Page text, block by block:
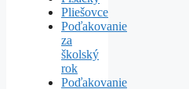
Pliešovce
Poďakovanie
za
školský
rok
Poďakovanie